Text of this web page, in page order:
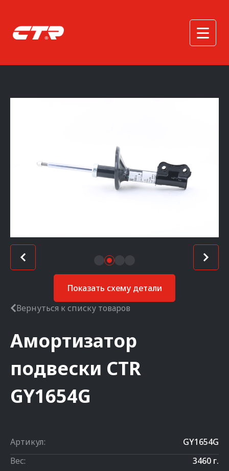
Показать схему детали
Вернуться к списку товаров
Амортизатор
подвески CTR
GY1654G
Артикул:
GY1654G
Вес:
3460 г.